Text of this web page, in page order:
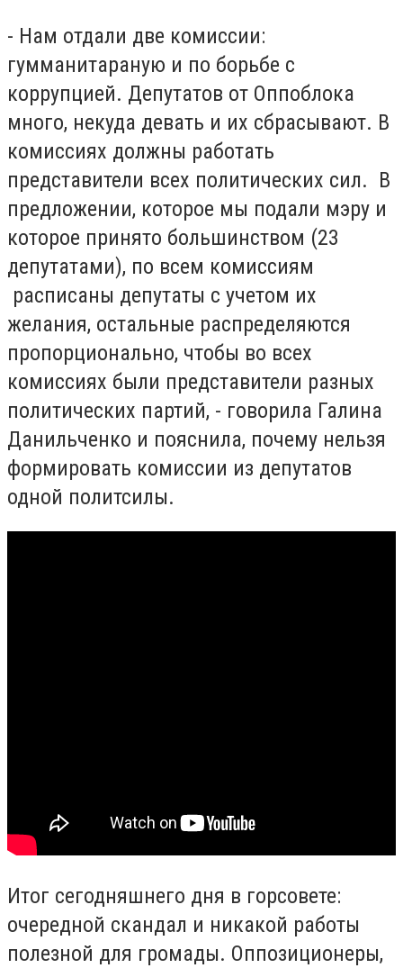
- Нам отдали две комиссии:
гумманитараную и по борьбе с
коррупцией. Депутатов от Оппоблока
много, некуда девать и их сбрасывают. В
комиссиях должны работать
представители всех политических сил. В
предложении, которое мы подали мэру и
которое принято большинством (23
депутатами), по всем комиссиям
расписаны депутаты с учетом их
желания, остальные распределяются
пропорционально, чтобы во всех
комиссиях были представители разных
политических партий, - говорила Галина
Данильченко и пояснила, почему нельзя
формировать комиссии из депутатов
одной политсилы.
Итог сегодняшнего дня в горсовете:
очередной скандал и никакой работы
полезной для громады. Оппозиционеры,